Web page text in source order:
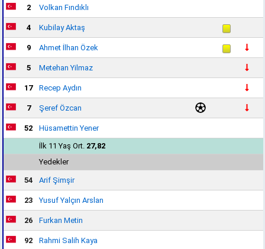
2 Volkan Fındıklı
4 Kubilay Aktaş
9 Ahmet İlhan Özek
5 Metehan Yilmaz
17 Recep Aydın
7 Şeref Özcan
52
Hüsamettin Yener
İlk 11 Yaş Ort. 27,82
Yedekler
54 Arif Şimşir
23 Yusuf Yalçın Arslan
26 Furkan Metin
92 Rahmi Salih Kaya